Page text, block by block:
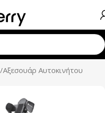
Αξεσουάρ Αυτοκινήτου